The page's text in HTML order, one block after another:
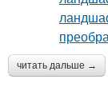
читать дальше →